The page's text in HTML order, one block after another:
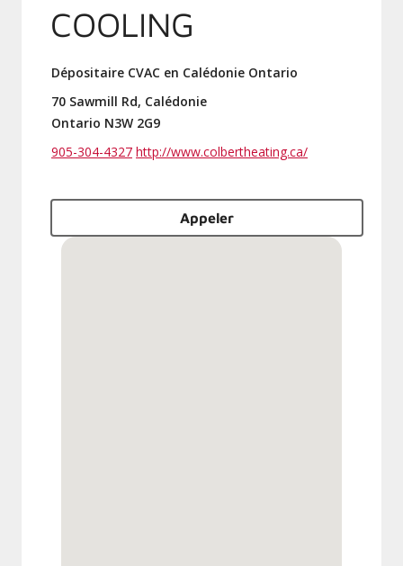
COOLING
Dépositaire CVAC en Calédonie Ontario
70 Sawmill Rd, Calédonie
Ontario N3W 2G9
905-304-4327 http://www.colbertheating.ca/
Appeler